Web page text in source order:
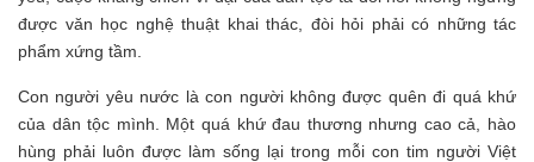
được văn học nghệ thuật khai thác, đòi hỏi phải có những tác
phẩm xứng tầm.
Con người yêu nước là con người không được quên đi quá khứ
của dân tộc mình. Một quá khứ đau thương nhưng cao cả, hào
hùng phải luôn được làm sống lại trong mỗi con tim người Việt